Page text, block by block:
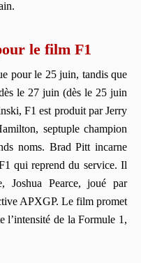
le film F1
pour le 25 juin, tandis que
le 27 juin (dès le 25 juin
F1 est produit par Jerry
septuple champion
noms. Brad Pitt incarne
qui reprend du service. Il
Joshua Pearce, joué par
APXGP. Le film promet
l’intensité de la Formule 1,